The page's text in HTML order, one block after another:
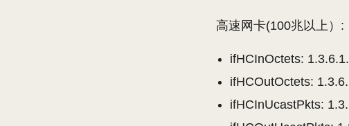
高速网卡(100兆以上）:
ifHCInOctets:
ifHCOutOctets:
ifHCInUcastPkts: